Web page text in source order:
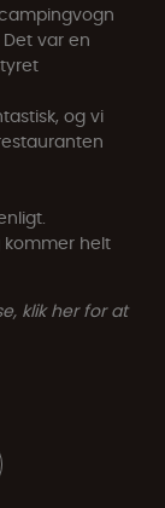
var en
og vi
kommer helt
klik her for at